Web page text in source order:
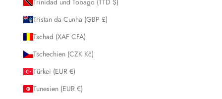
Tristan da Cunha (GBP £)
Tschad (XAF CFA)
Tschechien (CZK Kč)
Türkei (EUR €)
Tunesien (EUR €)